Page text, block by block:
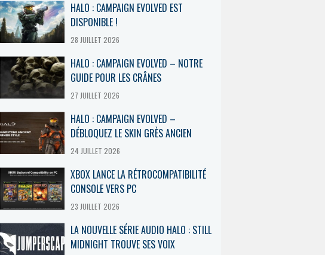
HALO : CAMPAIGN EVOLVED EST
DISPONIBLE !
28 JUILLET 2026
HALO : CAMPAIGN EVOLVED – NOTRE
GUIDE POUR LES CRÂNES
27 JUILLET 2026
HALO : CAMPAIGN EVOLVED –
DÉBLOQUEZ LE SKIN GRÈS ANCIEN
24 JUILLET 2026
XBOX LANCE LA RÉTROCOMPATIBILITÉ
CONSOLE VERS PC
23 JUILLET 2026
LA NOUVELLE SÉRIE AUDIO HALO : STILL
MIDNIGHT TROUVE SES VOIX